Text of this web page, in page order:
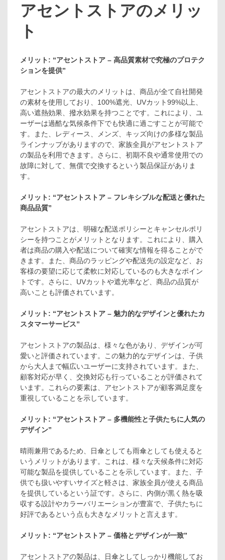
アセントストアのメリッ
ト
メリット: “アセントストア – 高品質素材で究極のプロテク
ションを提供”
アセントストアの最大のメリットは、商品が全て自社開発
の素材を使用しており、100%遮光、UVカット99%以上、
高い遮熱効果、撥水効果を持つことです。これにより、ユ
ーザーは過酷な気候条件下でも快適に過ごすことが可能で
す。また、レディース、メンズ、キッズ向けの多様な製品
ラインナップがありますので、家族全員がアセントストア
の製品を利用できます。さらに、初期不良や通常使用での
故障に対して、無償で交換するという製品保証がありま
す。
メリット: “アセントストア – フレキシブルな配送と優れた
商品品質”
アセントストアは、明確な配送ポリシーとキャンセルポリ
シーを持つことがメリットとなります。これにより、購入
者は商品の購入や配送について確実な情報を得ることがで
きます。また、商品のラッピングや配送先の設定など、お
客様の要望に応じて柔軟に対応しているのも大きなポイン
トです。さらに、UVカットや遮光率など、商品の品質が
高いことも評価されています。
メリット: “アセントストア – 魅力的なデザインと優れたカ
スタマーサービス”
アセントストアの製品は、様々な色があり、デザインが可
愛いと評価されています。この魅力的なデザインは、子供
から大人まで幅広いユーザーに支持されています。また、
顧客対応が早く、交換対応も行っていることが評価されて
います。これらの要素は、アセントストアが顧客満足度を
重視していることを示しています。
メリット: “アセントストア – 多機能性と子供たちに人気の
デザイン”
晴雨兼用であるため、日傘としても雨傘としても使えると
いうメリットがあります。これは、様々な天候条件に対応
可能な製品を提供していることを示しています。また、子
供でも扱いやすいサイズと軽さは、家族全員が使える商品
を提供しているという証です。さらに、内側が黒く熱を吸
収する設計やカラーバリエーションが豊富で、子供たちに
好評であるという点も大きなメリットと言えます。
メリット: “アセントストア – 価格とデザインが一致”
アセントストアの製品は、日傘としてしっかり機能してお